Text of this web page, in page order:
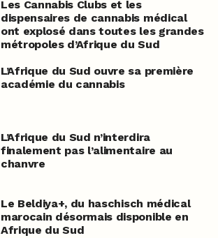
Les Cannabis Clubs et les
dispensaires de cannabis médical
ont explosé dans toutes les grandes
métropoles d’Afrique du Sud
L’Afrique du Sud ouvre sa première
académie du cannabis
L’Afrique du Sud n’interdira
finalement pas l’alimentaire au
chanvre
Le Beldiya+, du haschisch médical
marocain désormais disponible en
Afrique du Sud